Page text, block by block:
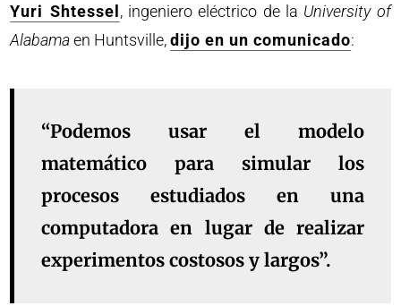
Yuri Shtessel , ingeniero eléctrico de la University of
Alabamaen Huntsville,dijo en un comunicado:
“Podemos usar el modelo
matemático para simular los
procesos estudiados en una
computadora en lugar de realizar
experimentos costosos y largos”.